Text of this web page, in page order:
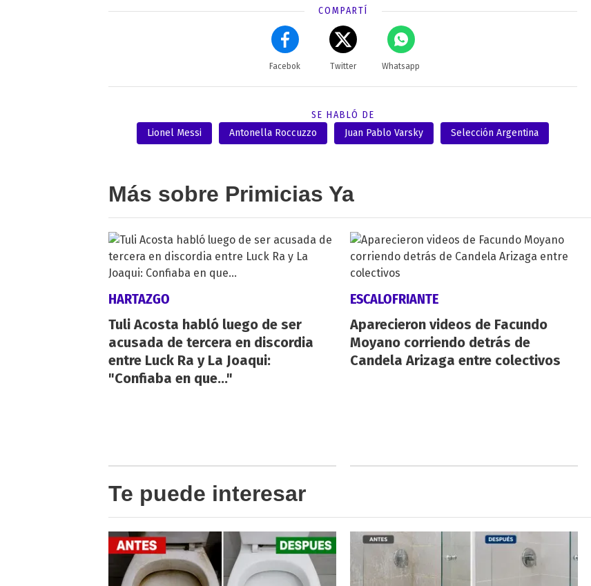
COMPARTÍ
Facebok Twitter Whatsapp
SE HABLÓ DE
Lionel Messi
Antonella Roccuzzo Juan Pablo Varsky Selección Argentina
Más sobre Primicias Ya
HARTAZGO
Tuli Acosta habló luego de ser
acusada de tercera en discordia
entre Luck Ra y La Joaqui:
"Confiaba en que..."
ESCALOFRIANTE
Aparecieron videos de Facundo
Moyano corriendo detrás de
Candela Arizaga entre colectivos
Te puede interesar